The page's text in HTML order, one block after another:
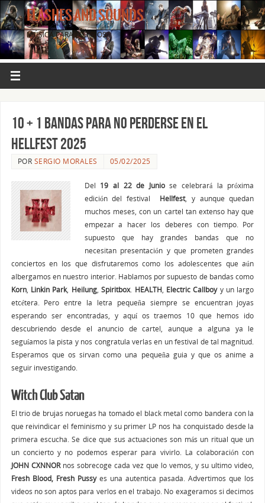
FLASHES AND SOUNDS
MÚSICA PARA LOS OJOS.
10 + 1 bandas para no perderse en el
Hellfest 2025
POR SERGIO MORALES 05/02/2025
Del 19 al 22 de Juniose celebrará la próxima
edición del festival Hellfest, y aunque quedan
muchos meses, con un cartel tan extenso hay que
empezar a hacer los deberes con tiempo. Por
supuesto que hay grandes bandas que no
necesitan presentación y que prometen grandes
conciertos en los que disfrutaremos como los adolescentes que aún
albergamos en nuestro interior. Hablamos por supuesto de bandas como
Korn, Linkin Park, Heilung,Spiritbox. HEALTH, Electric Callboyy un largo
etcétera. Pero entre la letra pequeña siempre se encuentran joyas
esperando ser encontradas, y aquí os traemos 10 que hemos ido
descubriendo desde el anuncio de cartel, aunque a alguna ya le
seguíamos la pista y nos congratula verlas en un festival de tal magnitud.
Esperamos que os sirvan como una pequeña guia y que os anime a
seguir investigando.
Witch Club Satan
El trio de brujas noruegas ha tomado el black metal como bandera con la
que reivindicar el feminismo y su primer LP nos ha conquistado desde la
primera escucha. Se dice que sus actuaciones son más un ritual que un
un concierto y no podemos esperar para vivirlo. La colaboración con
JOHN CXNNORnos sobrecoge cada vez que lo vemos, y su ultimo video,
Fresh Blood, Fresh Pussyes una autentica pasada. Advertimos que los
videos no son aptos para verlos en el trabajo. No exageramos si decimos